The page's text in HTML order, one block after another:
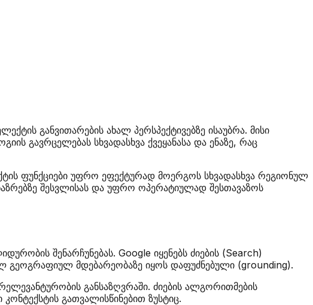
განვითარების ახალ პერსპექტივებზე ისაუბრა. მისი
გავრცელებას სხვადასხვა ქვეყანასა და ენაზე, რაც
ფუნქციები უფრო ეფექტურად მოერგოს სხვადასხვა რეგიონულ
შესვლისას და უფრო ოპერატიულად შესთავაზოს
შენარჩუნებას. Google იყენებს ძიების (Search)
გეოგრაფიულ მდებარეობაზე იყოს დაფუძნებული (grounding).
განსაზღვრაში. ძიების ალგორითმების
გათვალისწინებით ზუსტიც.